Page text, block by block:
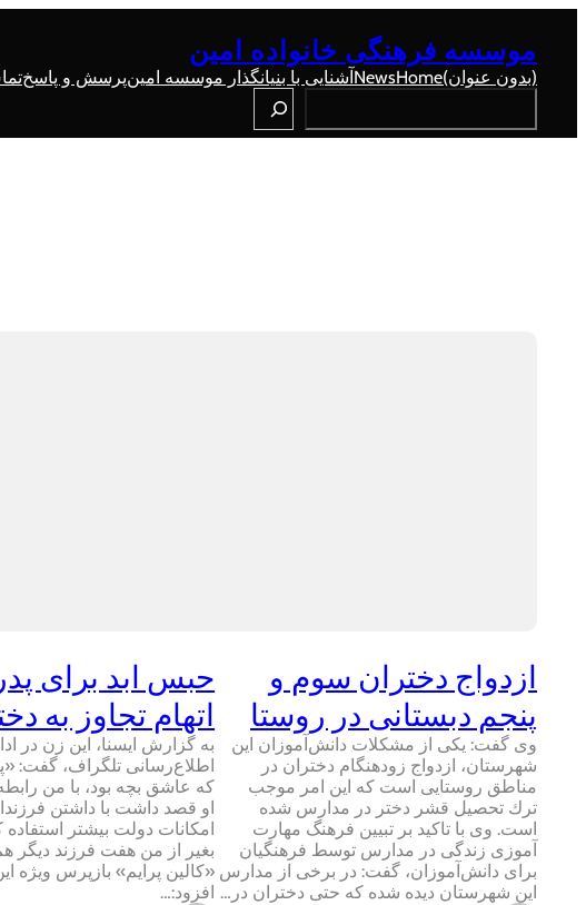
موسسه فرهنگی خانواده امین
(بدون عنوان)Home
Newsآشنایی با بنیانگذار موسسه امینپرسش و پاسخ
Search
ازدواج دختران سوم و
پنجم دبستانی در روستا
وی گفت: یكی از مشكلات دانش‌آموزان این
شهرستان، ازدواج زودهنگام دختران در
مناطق روستایی است كه این امر موجب
ترك تحصیل قشر دختر در مدارس شده
است. وی با تاكید بر تبیین فرهنگ مهارت
آموزی زندگی در مدارس توسط فرهنگیان
برای دانش‌آموزان، گفت: در برخی از مدارس
این شهرستان دیده شده كه حتی دختران در…
حبس ابد برای
اتهام تجاوز به
به گزارش ایسنا، این زن در
اطلاع‌رسانی تلگراف، گفت:
که عاشق بچه بود، با من
او قصد داشت با داشتن
امکانات دولت بیشتر استفاده
بغیر از من هفت فرزند دیگر
«کالین پرایم» بازپرس ویژه
افزود:…